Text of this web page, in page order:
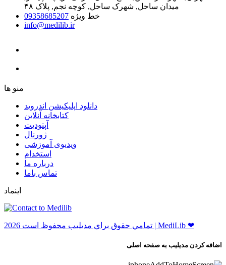
میدان ساحل, شهرک ساحل, کوچه نجم, پلاک ۴۸
خط ویژه 09358685207
info@medilib.ir
ﻣﻨﻮ ﻫﺎ
دانلود اپلیکیشن اندروید
ﮐﺘﺎﺑﺨﺎﻧﻪ ﺁﻧﻼﯾﻦ
ﺁﭘﺘﻮﺩﯾﺖ
ﮊﻭﺭﻧﺎﻝ
ویدیوی آموزشی
استخدام
درباره ما
ﺗﻤﺎﺱ ﺑﺎﻣﺎ
اینماد
ﺗﻤﺎﻣﻲ ﺣﻘﻮﻕ ﺑﺮاﻱ ﻣﺪﻳﻠﻴﺐ ﻣﺤﻔﻮﻅ اﺳﺖ 2026 | MediLib ❤
اضافه کردن مدیلیب به صفحه اصلی